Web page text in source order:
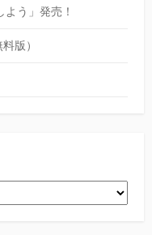
う」発売！
版）